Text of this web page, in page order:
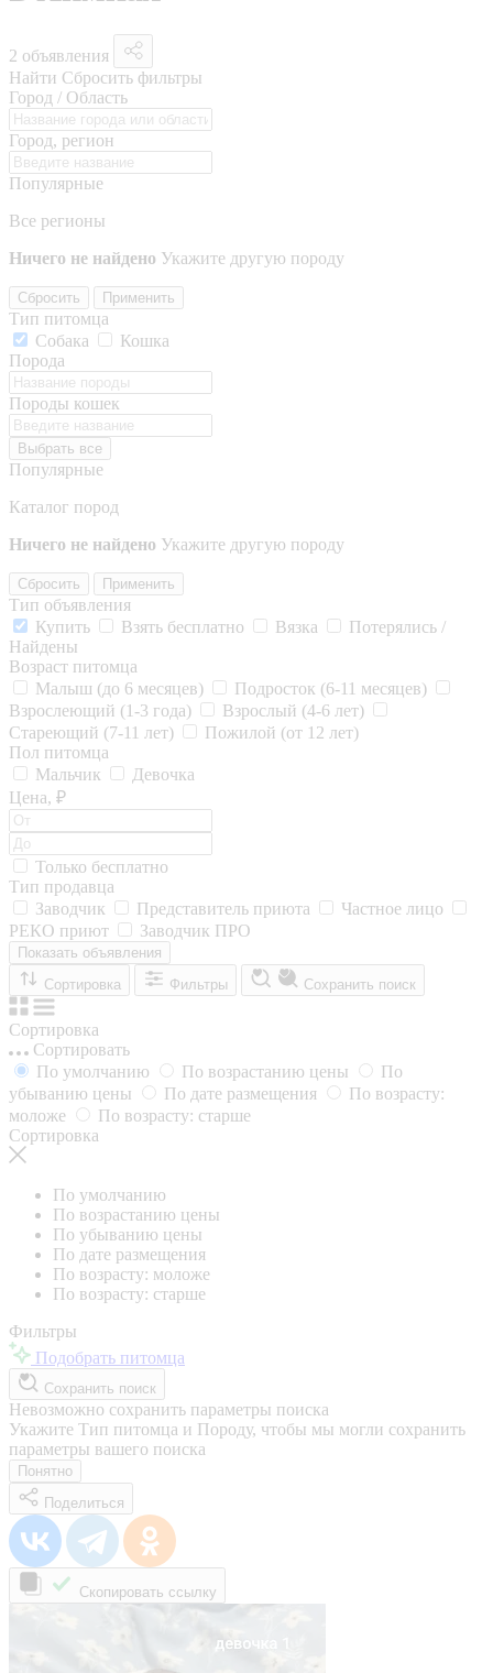
2 объявления
Найти Сбросить фильтры
Город / Область
Город, регион
Популярные
Все регионы
Ничего не найдено Укажите другую породу
Сбросить Применить
Тип питомца
Собака
Кошка
Порода
Породы кошек
Выбрать все
Популярные
Каталог пород
Ничего не найдено Укажите другую породу
Сбросить Применить
Тип объявления
Купить
Взять бесплатно Вязка
Потерялись /
Найдены
Возраст питомца
Малыш (до 6 месяцев)
Подросток (6-11 месяцев)
Взрослеющий (1-3 года)
Взрослый (4-6 лет)
Стареющий (7-11 лет)
Пожилой (от 12 лет)
Пол питомца
Мальчик
Девочка
Цена, ₽
Только бесплатно
Тип продавца
Заводчик
Представитель приюта
Частное лицо
РЕКО приют
Заводчик ПРО
Показать объявления
Сортировка
Фильтры Сохранить поиск
Сортировка
Сортировать
По умолчанию
По возрастанию цены
По
убыванию цены
По дате размещения
По возрасту:
моложе
По возрасту: старше
Сортировка
По умолчанию
По возрастанию цены
По убыванию цены
По дате размещения
По возрасту: моложе
По возрасту: старше
Фильтры
Подобрать питомца
Сохранить поиск
Невозможно сохранить параметры поиска
Укажите Тип питомца и Породу, чтобы мы могли сохранить
параметры вашего поиска
Понятно
Поделиться
Скопировать ссылку